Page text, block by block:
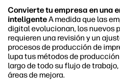
Convierte tu empresa en una
inteligenteA medida que las
digital evolucionan, los nuevos
requieren una revisión y un
procesos de producción de
lupa tus métodos de
largo de todo su flujo de
áreas de mejora.